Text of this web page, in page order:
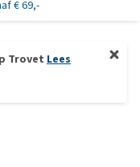
€ 69,-
Trovet Lees